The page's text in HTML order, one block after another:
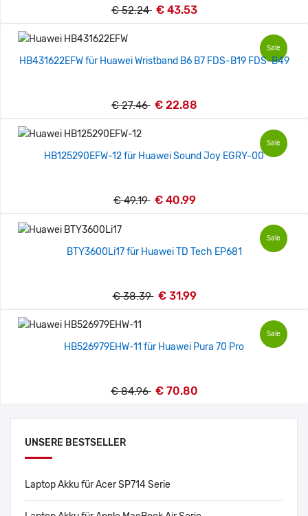
UNSERE BESTSELLER
Laptop Akku für Acer SP714 Serie
€ 52.24 € 43.53
Sale
HB431622EFW für Huawei Wristband B6 B7 FDS-B19 FDS-B49
€ 27.46 € 22.88
Sale
HB125290EFW-12 für Huawei Sound Joy EGRY-00
€ 49.19 € 40.99
Sale
BTY3600Li17 für Huawei TD Tech EP681
€ 38.39 € 31.99
Sale
HB526979EHW-11 für Huawei Pura 70 Pro
€ 84.96 € 70.80